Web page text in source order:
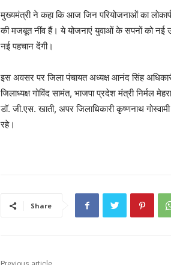
मुख्यमंत्री ने कहा कि आज जिन परियोजनाओं का
की मजबूत नींव हैं। ये योजनाएं युवाओं के सपनों को नई
नई पहचान देंगी।
इस अवसर पर जिला पंचायत अध्यक्ष आनंद सिंह अधिकारी,
जिलाध्यक्ष गोविंद सामंत, भाजपा प्रदेश मंत्री निर्मल
डॉ. जी.एस. खाती, अपर जिलाधिकारी कृष्णनाथ
रहे।
Share